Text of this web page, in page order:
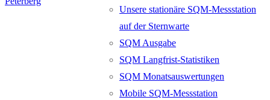
Unsere stationäre SQM-Messstation
auf der Sternwarte
SQM Ausgabe
SQM Langfrist-Statistiken
SQM Monatsauswertungen
Mobile SQM-Messstation